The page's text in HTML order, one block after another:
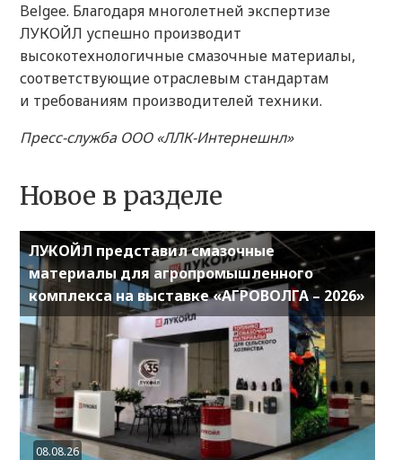
Belgee. Благодаря многолетней экспертизе
ЛУКОЙЛ успешно производит
высокотехнологичные смазочные материалы,
соответствующие отраслевым стандартам
и требованиям производителей техники.
Пресс-служба ООО «ЛЛК-Интернешнл»
Новое в разделе
ЛУКОЙЛ представил смазочные
материалы для агропромышленного
комплекса на выставке «АГРОВОЛГА – 2026»
08.08.26